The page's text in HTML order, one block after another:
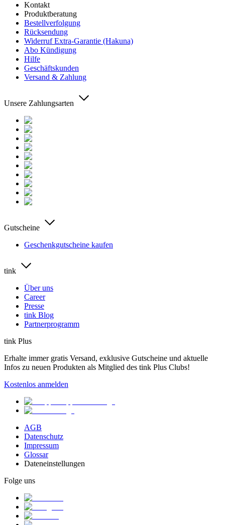
Kontakt
Produktberatung
Bestellverfolgung
Rücksendung
Widerruf Extra-Garantie (Hakuna)
Abo Kündigung
Hilfe
Geschäftskunden
Versand & Zahlung
Unsere Zahlungsarten
Gutscheine
Geschenkgutscheine kaufen
tink
Über uns
Career
Presse
tink Blog
Partnerprogramm
tink Plus
Erhalte immer gratis Versand, exklusive Gutscheine und aktuelle
Infos zu neuen Produkten als Mitglied des tink Plus Clubs!
Kostenlos anmelden
AGB
Datenschutz
Impressum
Glossar
Dateneinstellungen
Folge uns